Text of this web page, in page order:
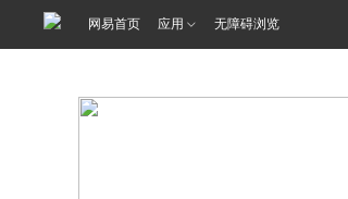
网易首页 应用 无障碍浏览